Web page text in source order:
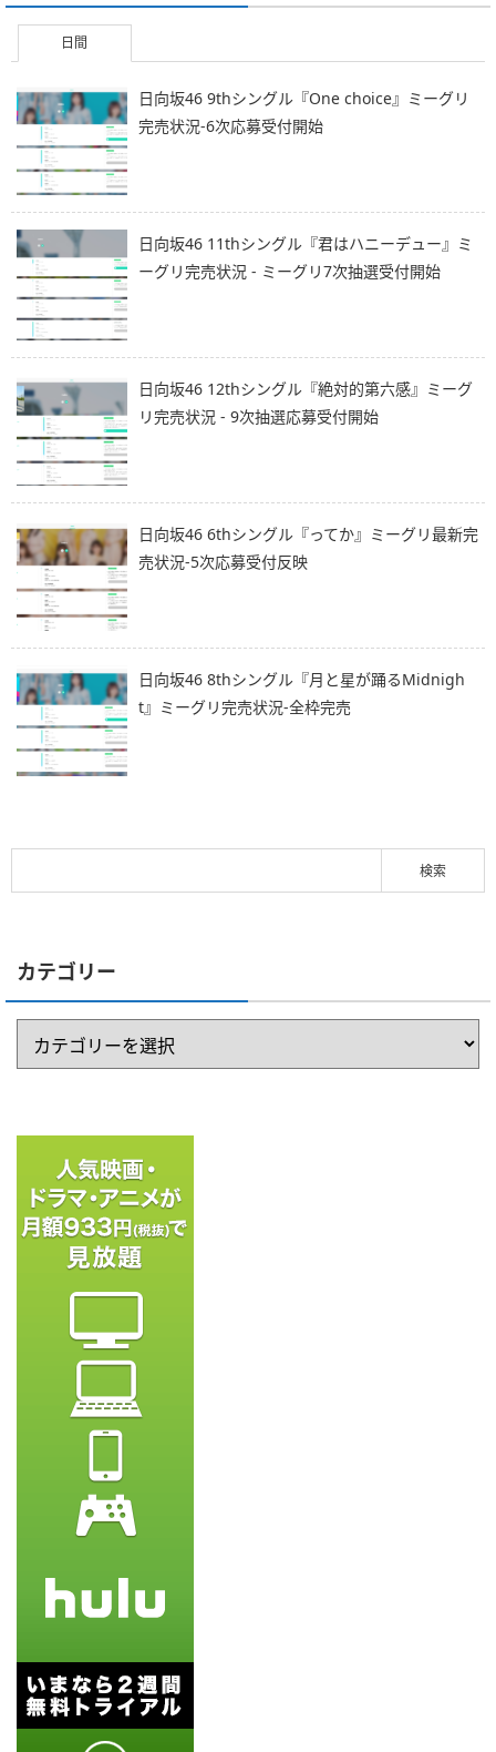
日間
日向坂46 9thシングル『One choice』ミーグリ
完売状況-6次応募受付開始
日向坂46 11thシングル『君はハニーデュー』ミ
ーグリ完売状況 - ミーグリ7次抽選受付開始
日向坂46 12thシングル『絶対的第六感』ミーグ
リ完売状況 - 9次抽選応募受付開始
日向坂46 6thシングル『ってか』ミーグリ最新完
売状況-5次応募受付反映
日向坂46 8thシングル『月と星が踊るMidnigh
t』ミーグリ完売状況-全枠完売
カテゴリー